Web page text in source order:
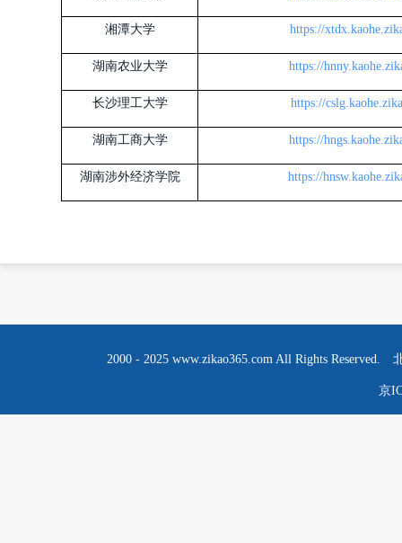
湘潭大学 https://
湖南农业大学 https://
长沙理工大学 https://
湖南工商大学 https://
湖南涉外经济学院 https://
2000 - 2025 www.zikao365.com All Rights
京